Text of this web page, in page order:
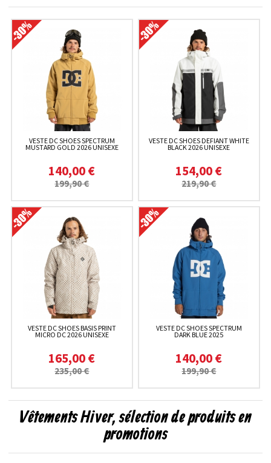
VESTE DC SHOES SPECTRUM
MUSTARD GOLD 2026 UNISEXE
140,00 €
199,90 €
VESTE DC SHOES DEFIANT WHITE
BLACK 2026 UNISEXE
154,00 €
219,90 €
VESTE DC SHOES BASIS PRINT
MICRO DC 2026 UNISEXE
165,00 €
235,00 €
VESTE DC SHOES SPECTRUM
DARK BLUE 2025
140,00 €
199,90 €
Vêtements Hiver, sélection de produits en
promotions